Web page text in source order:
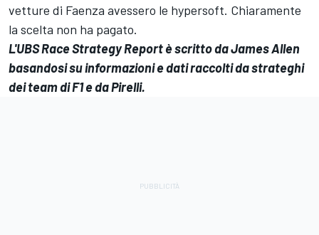
vetture di Faenza avessero le hypersoft. Chiaramente
la scelta non ha pagato.
L'UBS Race Strategy Report è scritto da James Allen
basandosi su informazioni e dati raccolti da strateghi
dei team di F1 e da Pirelli.